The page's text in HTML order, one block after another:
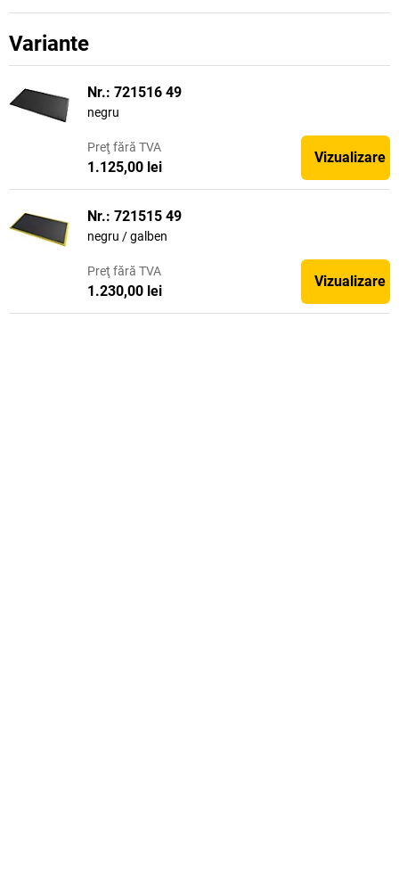
Variante
Nr.: 721516 49
negru
Preţ fără TVA
1.125,00 lei
Vizualizare
Nr.: 721515 49
negru / galben
Preţ fără TVA
1.230,00 lei
Vizualizare